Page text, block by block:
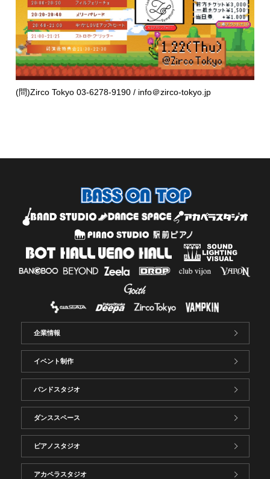
(問)Zirco Tokyo 03-6278-9190 / info＠zirco-tokyo.jp
企業情報
イベント制作
バンドスタジオ
ダンススペース
ピアノスタジオ
アカペラスタジオ